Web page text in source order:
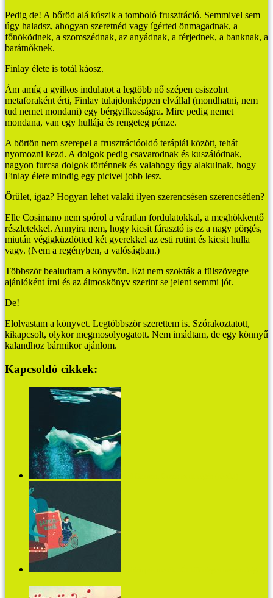
Pedig de! A bőröd alá kúszik a tomboló frusztráció. Semmivel sem
úgy haladsz, ahogyan szeretnéd vagy ígérted önmagadnak, a
főnöködnek, a szomszédnak, az anyádnak, a férjednek, a banknak, a
barátnőknek.
Finlay élete is totál káosz.
Ám amíg a gyilkos indulatot a legtöbb nő szépen csiszolnt
metaforaként érti, Finlay tulajdonképpen elvállal (mondhatni, nem
tud nemet mondani) egy bérgyilkosságra. Mire pedig nemet
mondana, van egy hullája és rengeteg pénze.
A börtön nem szerepel a frusztrációoldó terápiái között, tehát
nyomozni kezd. A dolgok pedig csavarodnak és kuszálódnak,
nagyon furcsa dolgok történnek és valahogy úgy alakulnak, hogy
Finlay élete mindig egy picivel jobb lesz.
Őrület, igaz? Hogyan lehet valaki ilyen szerencsésen szerencsétlen?
Elle Cosimano nem spórol a váratlan fordulatokkal, a meghökkentő
részletekkel. Annyira nem, hogy kicsit fárasztó is ez a nagy pörgés,
miután végigküzdötted két gyerekkel az esti rutint és kicsit hulla
vagy. (Nem a regényben, a valóságban.)
Többször bealudtam a könyvön. Ezt nem szokták a fülszövegre
ajánlóként írni és az álmoskönyv szerint se jelent semmi jót.
De!
Elolvastam a könyvet. Legtöbbször szerettem is. Szórakoztatott,
kikapcsolt, olykor megmosolyogatott. Nem imádtam, de egy könnyű
kalandhoz bármikor ajánlom.
Kapcsoldó cikkek: